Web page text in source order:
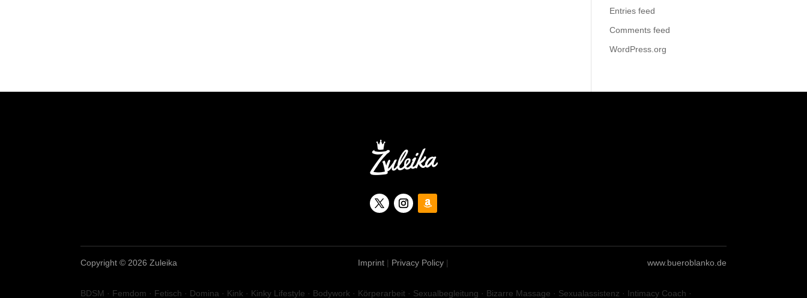
Entries feed
Comments feed
WordPress.org
Copyright © 2026 Zuleika Imprint | Privacy Policy | www.bueroblanko.de
BDSM · Femdom · Fetisch · Domina · Kink · Kinky Lifestyle · Bodywork · Körperarbeit · Sexualbegleitung · Bizarre Massage · Sexualassistenz · Intimacy Coach ·